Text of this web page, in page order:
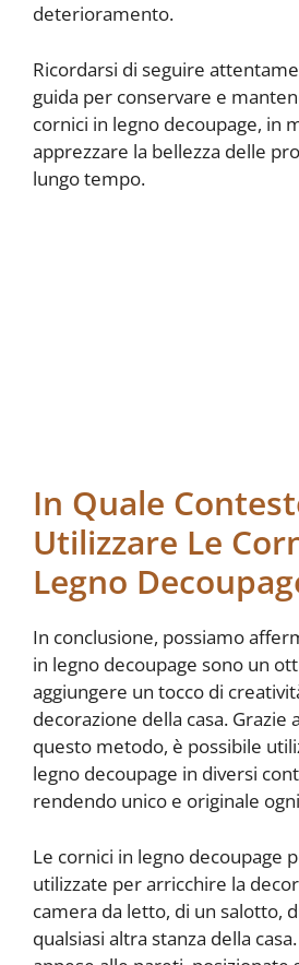
deterioramento.
Ricordarsi di seguire
guida per conservare e
cornici in legno decoupage, in
apprezzare la bellezza delle
lungo tempo.
In Quale
Utilizzare Le
Legno
In conclusione, possiamo
in legno decoupage sono un
aggiungere un tocco di
decorazione della casa. Grazie
questo metodo, è possibile
legno decoupage in diversi
rendendo unico e originale
Le cornici in legno decoupage
utilizzate per arricchire la
camera da letto, di un salotto,
qualsiasi altra stanza della